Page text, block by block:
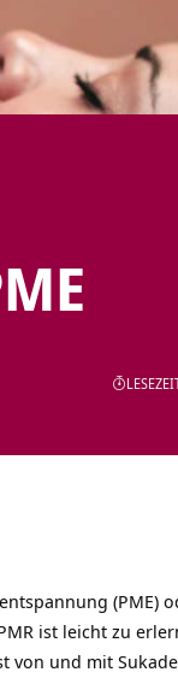
(PME)
ist leicht zu
und mit